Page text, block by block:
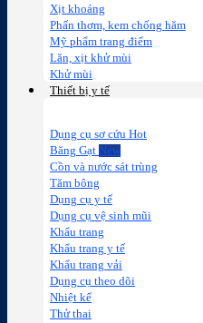
Xịt khoáng
Phấn thơm, kem chống hăm
Mỹ phẩm trang điểm
Lăn, xịt khử mùi
Khử mùi
Thiết bị y tế
Dụng cụ sơ cứu
Băng Gạt
Cồn và nước sát trùng
Tăm bông
Dụng cụ y tế
Dụng cụ vệ sinh mũi
Khẩu trang
Khẩu trang y tế
Khẩu trang vải
Dụng cụ theo dõi
Nhiệt kế
Thử thai